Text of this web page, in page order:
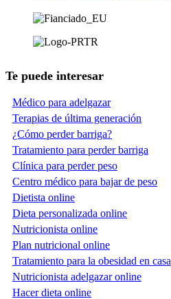
Te puede interesar
Médico para adelgazar
Terapias de última generación
¿Cómo perder barriga?
Tratamiento para perder barriga
Clínica para perder peso
Centro médico para bajar de peso
Dietista online
Dieta personalizada online
Nutricionista online
Plan nutricional online
Tratamiento para la obesidad en casa
Nutricionista adelgazar online
Hacer dieta online